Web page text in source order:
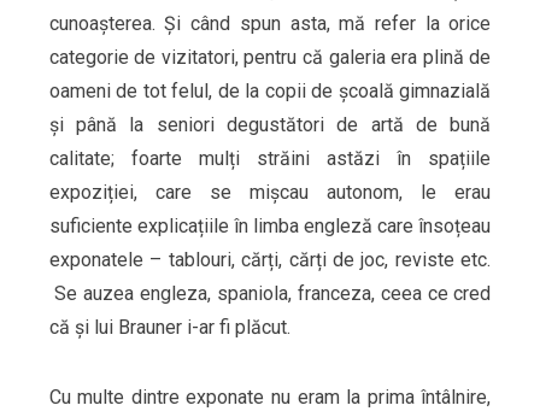
cunoașterea. Și când spun asta, mă refer la orice
categorie de vizitatori, pentru că galeria era plină de
oameni de tot felul, de la copii de școală gimnazială
și până la seniori degustători de artă de bună
calitate; foarte mulți străini astăzi în spațiile
expoziției, care se mișcau autonom, le erau
suficiente explicațiile în limba engleză care însoțeau
exponatele – tablouri, cărți, cărți de joc, reviste etc.
Se auzea engleza, spaniola, franceza, ceea ce cred
că și lui Brauner i-ar fi plăcut.
Cu multe dintre exponate nu eram la prima întâlnire,